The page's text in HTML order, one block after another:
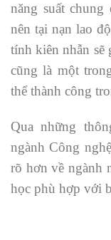
năng suất
nên tại nạn lao
tính kiên nhẫn sẽ
cũng là một
thể thành công
Qua những
ngành Công
rõ hơn về ngành
học phù hợp với